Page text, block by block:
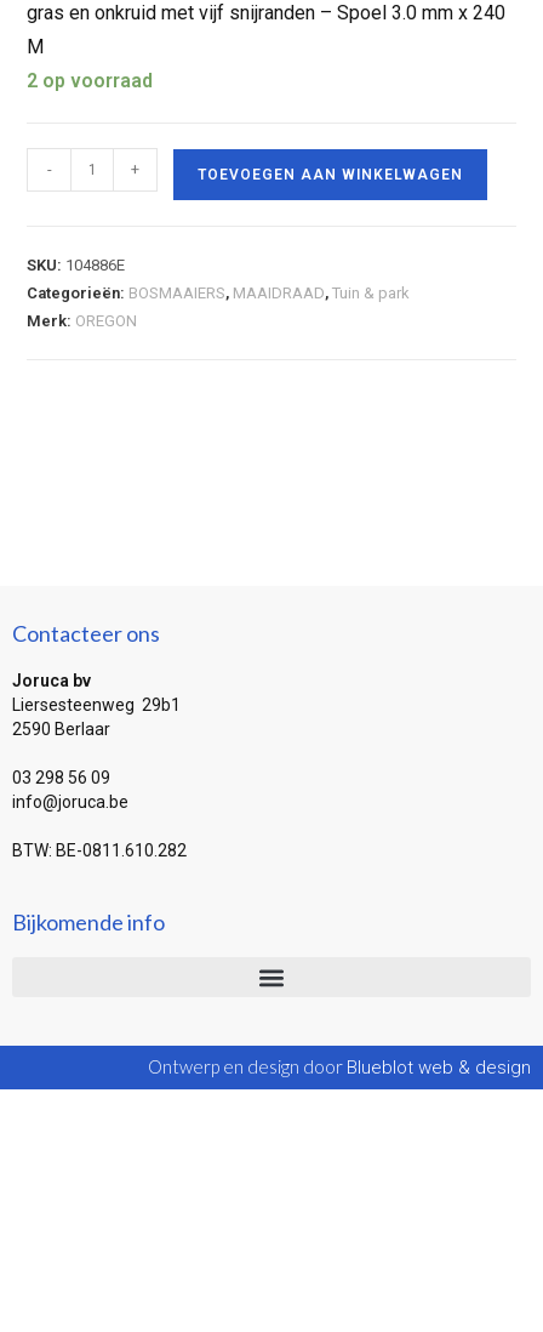
gras en onkruid met vijf snijranden – Spoel 3.0 mm x 240
M
2 op voorraad
- + TOEVOEGEN AAN WINKELWAGEN
SKU: 104886E
Categorieën: BOSMAAIERS, MAAIDRAAD,Tuin & park
Merk: OREGON
Contacteer ons
Joruca bv
Liersesteenweg 29b1
2590 Berlaar
03 298 56 09
info@joruca.be
BTW: BE-0811.610.282
Bijkomende info
Ontwerp en design door Blueblot web & design